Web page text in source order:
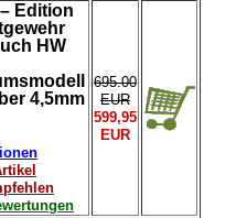
Edition
HW
4,5mm
695.00
EUR
599,95
EUR